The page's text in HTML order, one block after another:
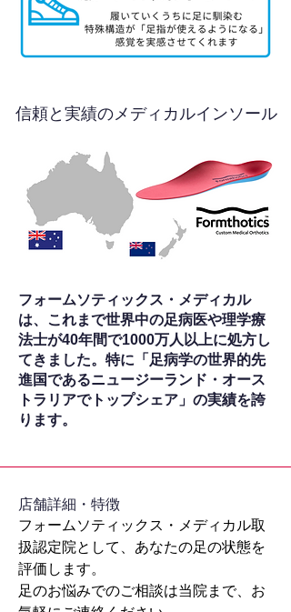
信頼と実績のメディカルインソール
フォームソティックス・メディカル
は、これまで世界中の足病医や理学療
法士が40年間で1000万人以上に処方し
てきました。特に「足病学の世界的先
進国であるニュージーランド・オース
トラリアでトップシェア」の実績を誇
ります。
​店舗詳細・特徴
フォームソティックス・メディカル取
扱認定院として、あなたの足の状態を
評価します。
足のお悩みでのご相談は当院まで、お